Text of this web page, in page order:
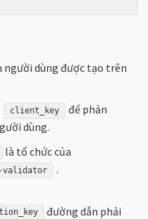
người dùng được tạo trên
client_key
để phản
dùng.
là tổ chức của
-validator .
đường dẫn phải